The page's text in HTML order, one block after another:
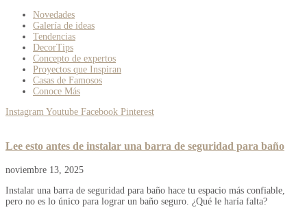
Novedades
Galería de ideas
Tendencias
DecorTips
Concepto de expertos
Proyectos que Inspiran
Casas de Famosos
Conoce Más
Instagram Youtube Facebook Pinterest
Lee esto antes de instalar una barra de seguridad para baño
noviembre 13, 2025
Instalar una barra de seguridad para baño hace tu espacio más confiable,
pero no es lo único para lograr un baño seguro. ¿Qué le haría falta?